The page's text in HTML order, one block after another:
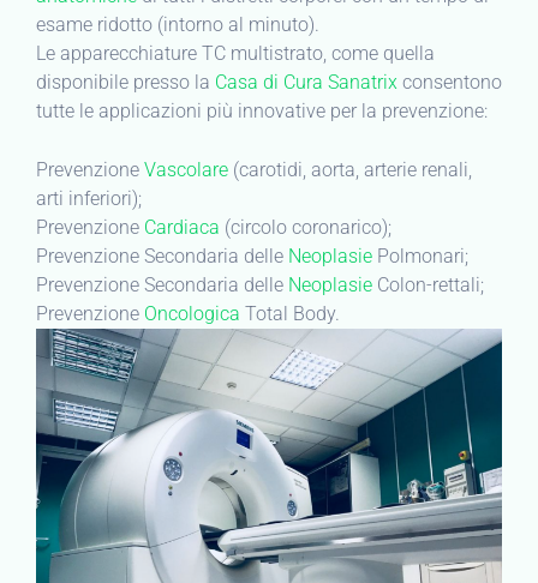
esame ridotto (intorno al minuto).
Le apparecchiature TC multistrato, come quella
disponibile presso la Casa di Cura Sanatrix consentono
tutte le applicazioni più innovative per la prevenzione:
Prevenzione Vascolare (carotidi, aorta, arterie renali,
arti inferiori);
Prevenzione Cardiaca (circolo coronarico);
Prevenzione Secondaria delle Neoplasie Polmonari;
Prevenzione Secondaria delle Neoplasie Colon-rettali;
Prevenzione Oncologica Total Body.